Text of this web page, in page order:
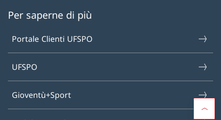
Per saperne di più
Portale Clienti UFSPO
UFSPO
Gioventù+Sport